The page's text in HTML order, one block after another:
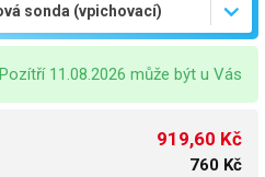
Pozítří 11.08.2026 může být u Vás
919,60 Kč
760 Kč